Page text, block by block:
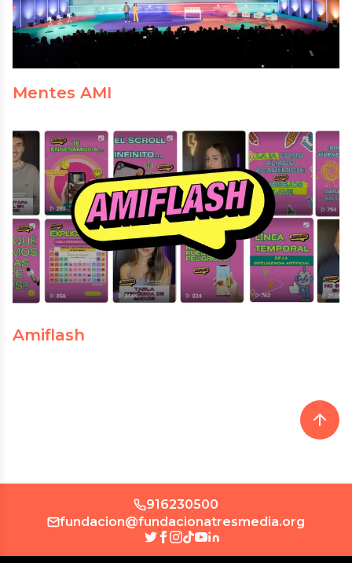
Mentes AMI
Amiflash
916230500
fundacion@fundacionatresmedia.org